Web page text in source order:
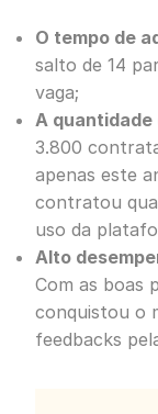
O tempo de
salto de 14
vaga;
A
3.800
apenas este
contratou
uso da
Alto
Com as boas
conquistou o
feedbacks